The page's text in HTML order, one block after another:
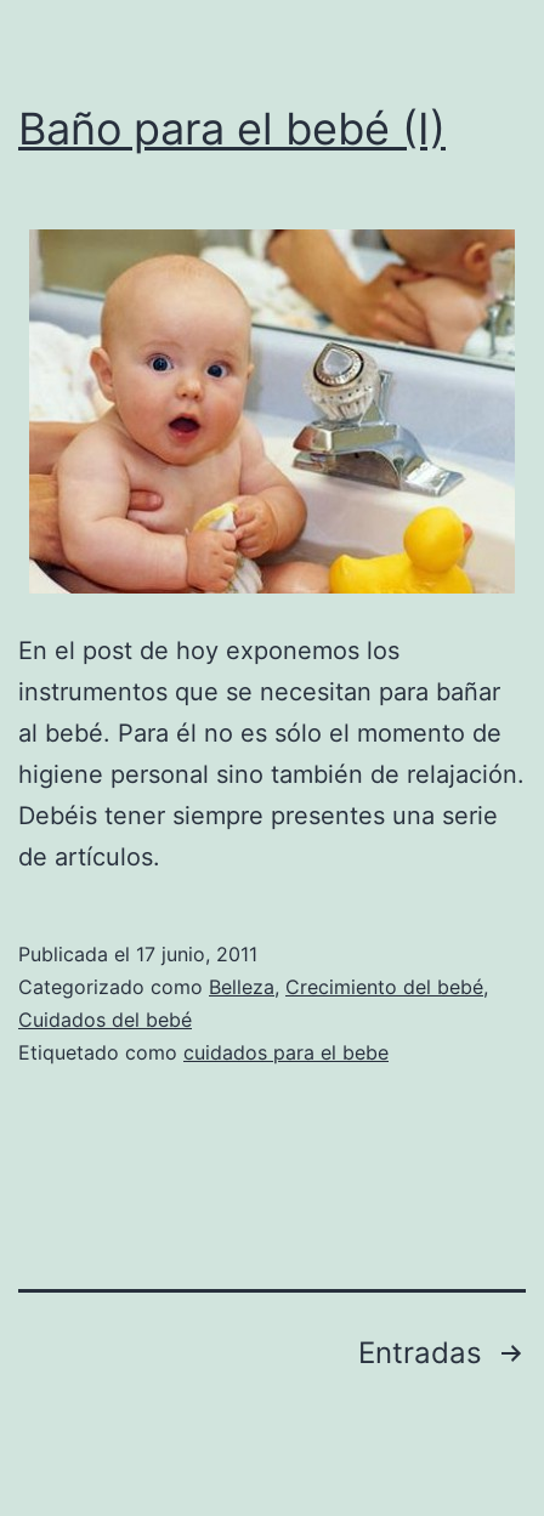
Baño para el bebé (I)
En el post de hoy exponemos los
instrumentos que se necesitan para bañar
al bebé. Para él no es sólo el momento de
higiene personal sino también de relajación.
Debéis tener siempre presentes una serie
de artículos.
Publicada el 17 junio, 2011
Categorizado como Belleza, Crecimiento del bebé,
Cuidados del bebé
Etiquetado como cuidados para el bebe
Entradas